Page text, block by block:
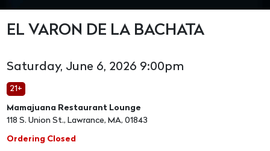
EL VARON DE LA BACHATA
Saturday, June 6, 2026 9:00pm
21+
Mamajuana Restaurant Lounge
118 S. Union St., Lawrance, MA, 01843
Ordering Closed